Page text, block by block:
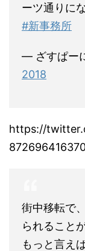
ーツ通りに
#新事務所
— ざすぱー
2018
https://
街中移転で
られること
もっと言え